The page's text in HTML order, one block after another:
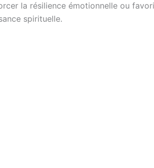
la résilience émotionnelle ou
spirituelle.